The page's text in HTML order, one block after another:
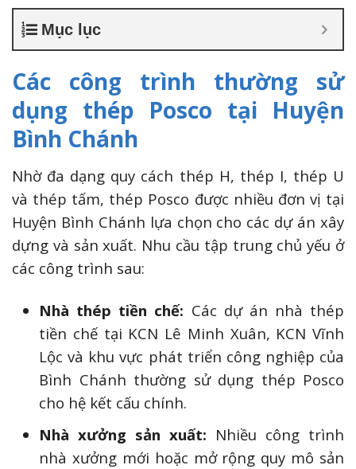
Mục lục
Các công trình thường sử
dụng thép Posco tại Huyện
Bình Chánh
Nhờ đa dạng quy cách thép H, thép I, thép U
và thép tấm, thép Posco được nhiều đơn vị tại
Huyện Bình Chánh lựa chọn cho các dự án xây
dựng và sản xuất. Nhu cầu tập trung chủ yếu ở
các công trình sau:
Nhà thép tiền chế: Các dự án nhà thép
tiền chế tại KCN Lê Minh Xuân, KCN Vĩnh
Lộc và khu vực phát triển công nghiệp của
Bình Chánh thường sử dụng thép Posco
cho hệ kết cấu chính.
Nhà xưởng sản xuất: Nhiều công trình
nhà xưởng mới hoặc mở rộng quy mô sản